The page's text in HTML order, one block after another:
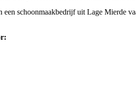
schoonmaakbedrijf uit Lage Mierde